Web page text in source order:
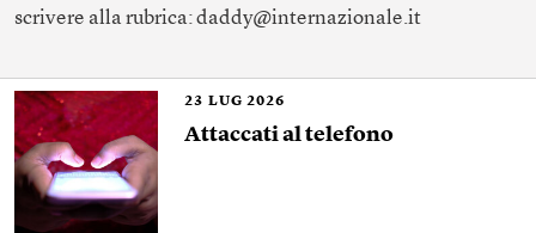
scrivere alla rubrica:daddy@internazionale.it
23 LUG 2026
Attaccati al telefono